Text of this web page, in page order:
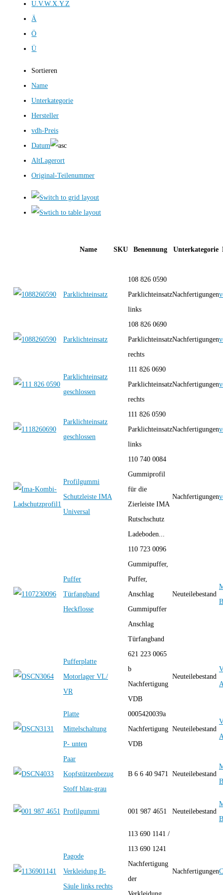
U.V.W.X.Y.Z
Ä
Ö
Ü
Sortieren
Name
Unterkategorie
Hersteller
vdh-Preis
Datum
AltLagerort
Original-Teilenummer
Name SKU Benennung Unterkategorie
Parklichteinsatz
108 826 0590
Parklichteinsatz
links
Nachfertigungen
Parklichteinsatz
108 826 0690
Parklichteinsatz
rechts
Nachfertigungen
Parklichteinsatz
geschlossen
111 826 0690
Parklichteinsatz
rechts
Nachfertigungen
Parklichteinsatz
geschlossen
111 826 0590
Parklichteinsatz
links
Nachfertigungen
Profilgummi
Schutzleiste IMA
Universal
110 740 0084
Gummiprofil
für die
Zierleiste IMA
Rutschschutz
Ladeboden...
Nachfertigungen
Puffer
Türfangband
Heckflosse
110 723 0096
Gummipuffer,
Puffer,
Anschlag
Gummipuffer
Anschlag
Türfangband
Neuteilebestand
Pufferplatte
Motorlager VL/
VR
621 223 0065
b
Nachfertigung
VDB
Neuteilebestand
Platte
Mittelschaltung
P- unten
0005420039a
Nachfertigung
VDB
Neuteilebestand
Paar
Kopfstützenbezug
Stoff blau-grau
B 6 6 40 9471 Neuteilebestand
Profilgummi 001 987 4651 Neuteilebestand
Pagode
Verkleidung B-
Säule links rechts
113 690 1141 /
113 690 1241
Nachfertigung
der
Nachfertigungen